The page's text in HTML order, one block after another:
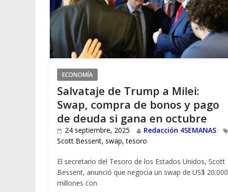
ECONOMÍA
Salvataje de Trump a Milei:
Swap, compra de bonos y pago
de deuda si gana en octubre
24 septiembre, 2025
Redacción 4SEMANAS
Scott Bessent, swap,tesoro
El secretario del Tesoro de los Estados Unidos, Scott
Bessent, anunció que negocia un swap de US$ 20.000
millones con